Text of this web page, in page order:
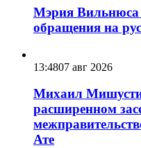
Мэрия Вильнюса
обращения на
13:4807 авг 2026
Михаил
расширенном
Ате